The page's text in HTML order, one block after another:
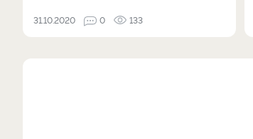
31.10.2020 0 133